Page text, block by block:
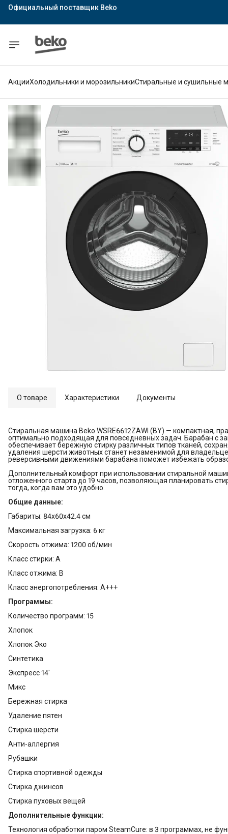
Официальный поставщик Indesit
Официальный поставщик Hotpoint
АкцииХолодильники и морозильникиСтиральные и сушильные
О товаре Характеристики Документы
Стиральная машина Beko WSRE6612ZAWI (BY) — компактная,
оптимально подходящая для повседневных задач. Барабан с
обеспечивает бережную стирку различных типов тканей,
удаления шерсти животных станет незаменимой для
реверсивными движениями барабана поможет избежать
Дополнительный комфорт при использовании стиральной
отложенного старта до 19 часов, позволяющая планировать
тогда, когда вам это удобно.
Общие данные:
Габариты: 84x60x42.4 см
Максимальная загрузка: 6 кг
Скорость отжима: 1200 об/мин
Класс стирки: A
Класс отжима: B
Класс энергопотребления: A+++
Программы:
Количество программ: 15
Хлопок
Хлопок Эко
Синтетика
Экспресс 14'
Микс
Бережная стирка
Удаление пятен
Стирка шерсти
Анти-аллергия
Рубашки
Стирка спортивной одежды
Стирка джинсов
Стирка пуховых вещей
Дополнительные функции:
Технология обработки паром SteamCure: в 3 программах, не